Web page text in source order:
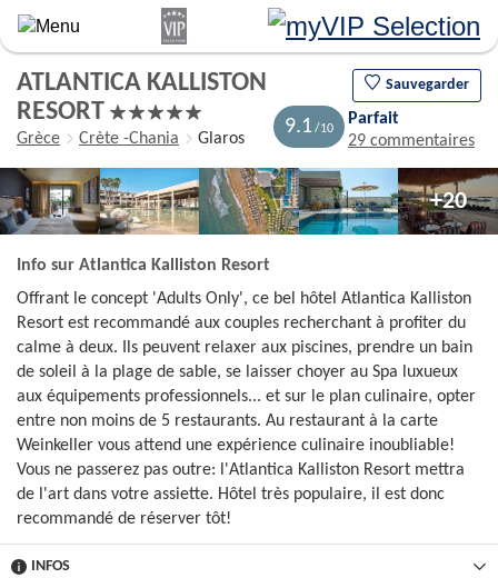
Aller
au
principal
ATLANTICA KALLISTON
RESORT
Sauvegarder
Grèce Crète -Chania Glaros
9.1
Parfait
29 commentaires
+20
Info sur Atlantica Kalliston Resort
Offrant le concept 'Adults Only', ce bel hôtel Atlantica Kalliston
Resort est recommandé aux couples recherchant à profiter du
calme à deux. Ils peuvent relaxer aux piscines, prendre un bain
de soleil à la plage de sable, se laisser choyer au Spa luxueux
aux équipements professionnels... et sur le plan culinaire, opter
entre non moins de 5 restaurants. Au restaurant à la carte
Weinkeller vous attend une expérience culinaire inoubliable!
Vous ne passerez pas outre: l'Atlantica Kalliston Resort mettra
de l'art dans votre assiette. Hôtel très populaire, il est donc
recommandé de réserver tôt!
INFOS